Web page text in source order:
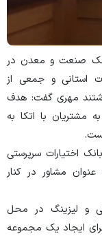
صنعت و معدن در
استانی و جمعی از
مهری گفت: هدف
مشتریان با اتکا به
اختیارات سرپرستی
مشاور در کنار
و لیزینگ در محل
ایجاد یک مجموعه